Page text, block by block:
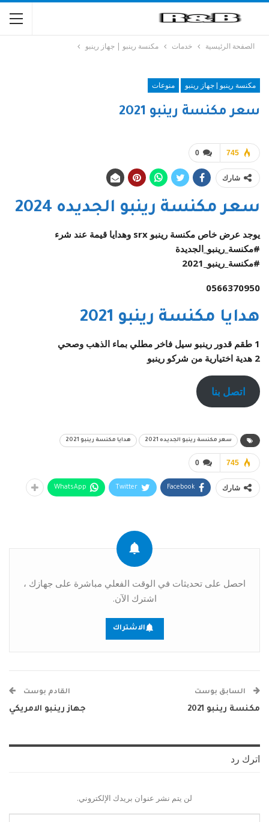
الصفحة الرئيسية خدمات مكنسة رينبو | جهاز رينبو
مكنسة رينبو | جهاز رينبو منوعات
سعر مكنسة رينبو 2021
0 745
شارك
سعر مكنسة رينبو الجديده 2024
يوجد عرض خاص مكنسة رينبو srx وهدايا قيمة عند شرء
#مكنسة_رينبو_الجديدة
#مكنسة_رينبو_2021
0566370950
هدايا مكنسة رينبو 2021
1 طقم قدور رينبو سيل فاخر مطلي بماء الذهب وصحي
2 هدية اختيارية من شركو رينبو
اتصل بنا
سعر مكنسة رينبو الجديده 2021 هدايا مكنسة رينبو 2021
0 745
شارك Facebook
Twitter
WhatsApp
احصل على تحديثات في الوقت الفعلي مباشرة على جهازك ،
اشترك الآن.
الاشتراك
السابق بوست
مكنسة رينبو 2021
القادم بوست
جهاز رينبو الامريكي
اترك رد
لن يتم نشر عنوان بريدك الإلكتروني.